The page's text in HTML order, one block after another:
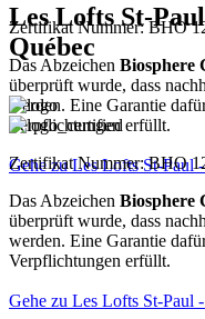
Zertifikat Nummer: BHO
Das Abzeichen Biosphere
überprüft wurde, dass
werden. Eine Garantie
Verpflichtungen erfüllt.
Gehe zu Les Lofts St-Paul
Les Lofts St-
Québec
Zertifikat Nummer: BHO
Das Abzeichen Biosphere
überprüft wurde, dass
werden. Eine Garantie
Verpflichtungen erfüllt.
Gehe zu Les Lofts St-Paul